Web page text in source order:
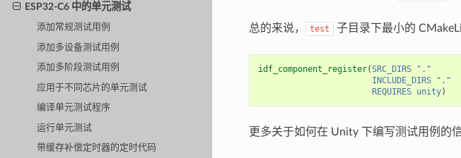
ESP32-C6 中的单元测试
添加常规测试用例
添加多设备测试用例
添加多阶段测试用例
应用于不同芯片的单元测试
编译单元测试程序
运行单元测试
带缓存补偿定时器的定时代码
总的来说， test 子目录下最小的
idf_component_register(SRC_DIRS
"."
INCLUDE_DIRS
"."
REQUIRES unity)
更多关于如何在 Unity 下编写测试用例的